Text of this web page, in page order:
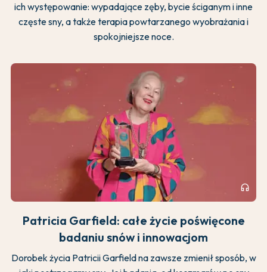
ich występowanie: wypadające zęby, bycie ściganym i inne
częste sny, a także terapia powtarzanego wyobrażania i
spokojniejsze noce.
headphones
Patricia Garfield: całe życie poświęcone
badaniu snów i innowacjom
Dorobek życia Patricii Garfield na zawsze zmienił sposób, w